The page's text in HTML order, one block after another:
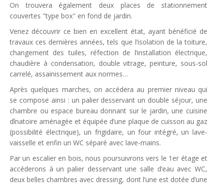
On trouvera également deux places de stationnement
couvertes "type box" en fond de jardin.
Venez découvrir ce bien en excellent état, ayant bénéficié de
travaux ces dernières années, tels que l’isolation de la toiture,
changement des tuiles, réfection de l’installation électrique,
chaudière à condensation, double vitrage, peinture, sous-sol
carrelé, assainissement aux normes…
Après quelques marches, on accédera au premier niveau qui
se compose ainsi : un palier desservant un double séjour, une
chambre ou espace bureau donnant sur le jardin, une cuisine
dînatoire aménagée et équipée d’une plaque de cuisson au gaz
(possibilité électrique), un frigidaire, un four intégré, un lave-
vaisselle et enfin un WC séparé avec lave-mains.
Par un escalier en bois, nous poursuivrons vers le 1er étage et
accéderons à un palier desservant une salle d’eau avec WC,
deux belles chambres avec dressing, dont l’une est dotée d’une